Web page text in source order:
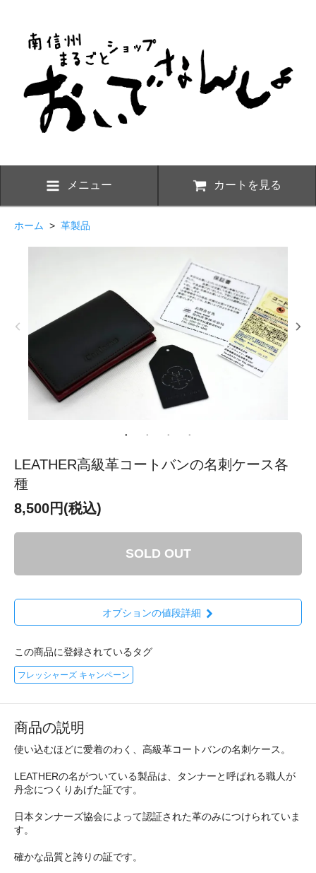
メニュー カートを見る
ホーム > 革製品
LEATHER高級革コートバンの名刺ケース各
種
8,500円(税込)
SOLD OUT
オプションの値段詳細
この商品に登録されているタグ
フレッシャーズ キャンペーン
商品の説明
使い込むほどに愛着のわく、高級革コートバンの名刺ケース。
LEATHERの名がついている製品は、タンナーと呼ばれる職人が
丹念につくりあげた証です。
日本タンナーズ協会によって認証された革のみにつけられていま
す。
確かな品質と誇りの証です。